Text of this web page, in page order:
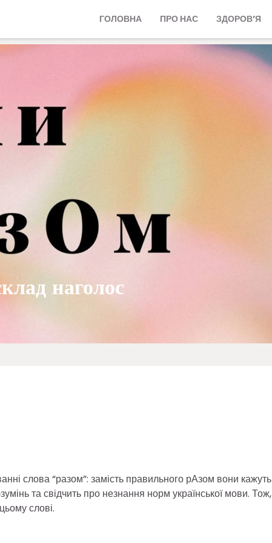
ГОЛОВНА ПРО НАС ЗДОРОВ’Я
наголос
слова “разом”: замість правильного рАзом вони кажуть
та свідчить про незнання норм української мови. Тож,
слові.